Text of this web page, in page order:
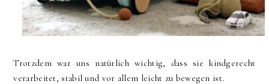
Trotzdem war uns natürlich wichtig, dass sie kindgerecht
verarbeitet, stabil und vor allem leicht zu bewegen ist.